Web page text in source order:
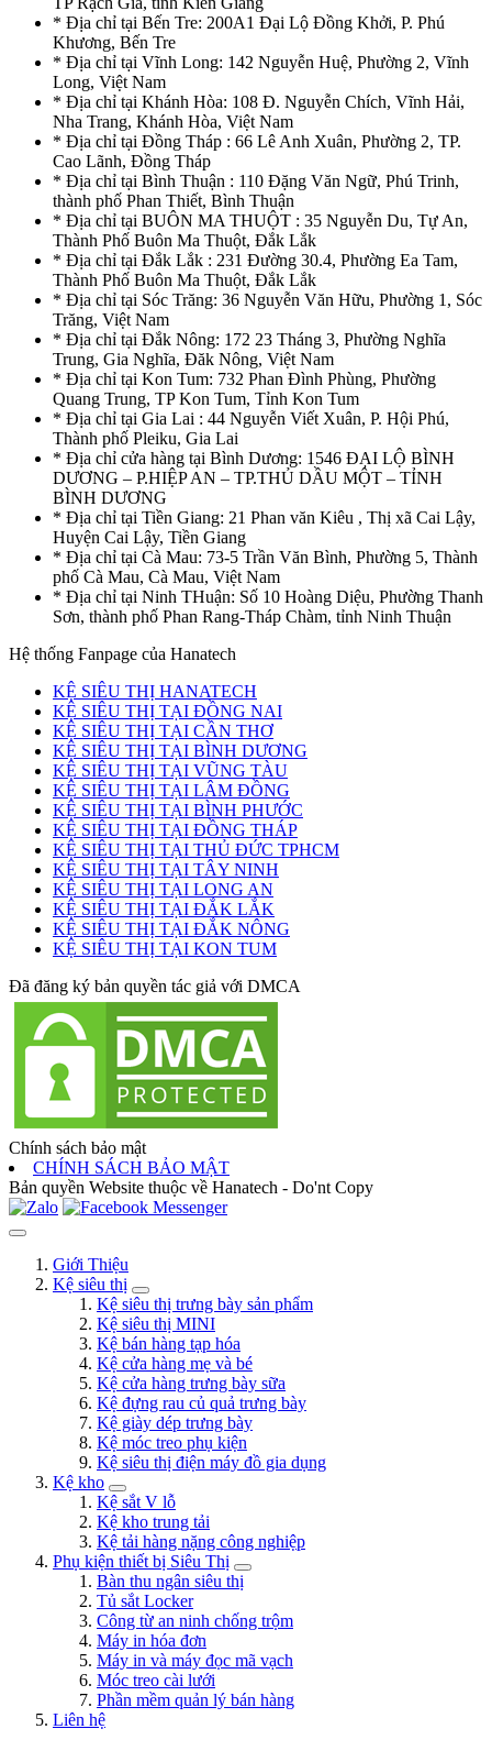
* Địa chỉ tại Bến Tre: 200A1 Đại Lộ Đồng Khởi, P. Phú
Khương, Bến Tre
* Địa chỉ tại Vĩnh Long: 142 Nguyễn Huệ, Phường 2, Vĩnh
Long, Việt Nam
* Địa chỉ tại Khánh Hòa: 108 Đ. Nguyễn Chích, Vĩnh Hải,
Nha Trang, Khánh Hòa, Việt Nam
* Địa chỉ tại Đồng Tháp : 66 Lê Anh Xuân, Phường 2, TP.
Cao Lãnh, Đồng Tháp
* Địa chỉ tại Bình Thuận : 110 Đặng Văn Ngữ, Phú Trinh,
thành phố Phan Thiết, Bình Thuận
* Địa chỉ tại BUÔN MA THUỘT : 35 Nguyễn Du, Tự An,
Thành Phố Buôn Ma Thuột, Đắk Lắk
* Địa chỉ tại Đắk Lắk : 231 Đường 30.4, Phường Ea Tam,
Thành Phố Buôn Ma Thuột, Đắk Lắk
* Địa chỉ tại Sóc Trăng: 36 Nguyễn Văn Hữu, Phường 1, Sóc
Trăng, Việt Nam
* Địa chỉ tại Đắk Nông: 172 23 Tháng 3, Phường Nghĩa
Trung, Gia Nghĩa, Đăk Nông, Việt Nam
* Địa chỉ tại Kon Tum: 732 Phan Đình Phùng, Phường
Quang Trung, TP Kon Tum, Tỉnh Kon Tum
* Địa chỉ tại Gia Lai : 44 Nguyễn Viết Xuân, P. Hội Phú,
Thành phố Pleiku, Gia Lai
* Địa chỉ cửa hàng tại Bình Dương: 1546 ĐẠI LỘ BÌNH
DƯƠNG – P.HIỆP AN – TP.THỦ DẦU MỘT – TỈNH
BÌNH DƯƠNG
* Địa chỉ tại Tiền Giang: 21 Phan văn Kiêu , Thị xã Cai Lậy,
Huyện Cai Lậy, Tiền Giang
* Địa chỉ tại Cà Mau: 73-5 Trần Văn Bình, Phường 5, Thành
phố Cà Mau, Cà Mau, Việt Nam
* Địa chỉ tại Ninh THuận: Số 10 Hoàng Diệu, Phường Thanh
Sơn, thành phố Phan Rang-Tháp Chàm, tỉnh Ninh Thuận
Hệ thống Fanpage của Hanatech
KỆ SIÊU THỊ HANATECH
KỆ SIÊU THỊ TẠI ĐỒNG NAI
KỆ SIÊU THỊ TẠI CẦN THƠ
KỆ SIÊU THỊ TẠI BÌNH DƯƠNG
KỆ SIÊU THỊ TẠI VŨNG TÀU
KỆ SIÊU THỊ TẠI LÂM ĐỒNG
KỆ SIÊU THỊ TẠI BÌNH PHƯỚC
KỆ SIÊU THỊ TẠI ĐỒNG THÁP
KỆ SIÊU THỊ TẠI THỦ ĐỨC TPHCM
KỆ SIÊU THỊ TẠI TÂY NINH
KỆ SIÊU THỊ TẠI LONG AN
KỆ SIÊU THỊ TẠI ĐẮK LẮK
KỆ SIÊU THỊ TẠI ĐẮK NÔNG
KỆ SIÊU THỊ TẠI KON TUM
Đã đăng ký bản quyền tác giả với DMCA
Chính sách bảo mật
CHÍNH SÁCH BẢO MẬT
Bản quyền Website thuộc về Hanatech - Do'nt Copy
Giới Thiệu
Kệ siêu thị
Kệ siêu thị trưng bày sản phẩm
Kệ siêu thị MINI
Kệ bán hàng tạp hóa
Kệ cửa hàng mẹ và bé
Kệ cửa hàng trưng bày sữa
Kệ đựng rau củ quả trưng bày
Kệ giày dép trưng bày
Kệ móc treo phụ kiện
Kệ siêu thị điện máy đồ gia dụng
Kệ kho
Kệ sắt V lỗ
Kệ kho trung tải
Kệ tải hàng nặng công nghiệp
Phụ kiện thiết bị Siêu Thị
Bàn thu ngân siêu thị
Tủ sắt Locker
Công từ an ninh chống trộm
Máy in hóa đơn
Máy in và máy đọc mã vạch
Móc treo cài lưới
Phần mềm quản lý bán hàng
Liên hệ